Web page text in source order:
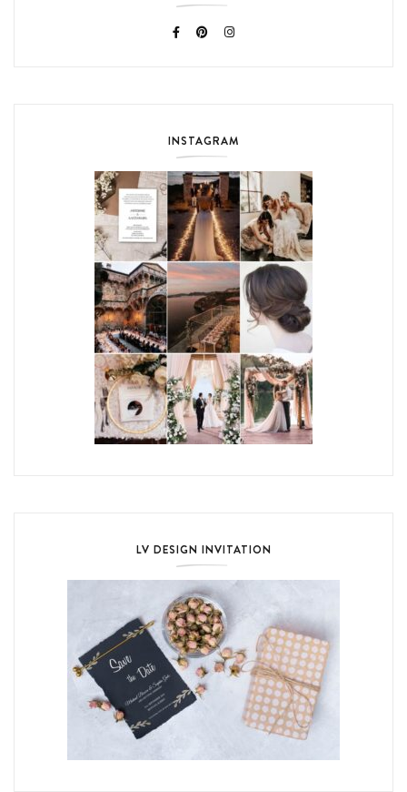
INSTAGRAM
LV DESIGN INVITATION